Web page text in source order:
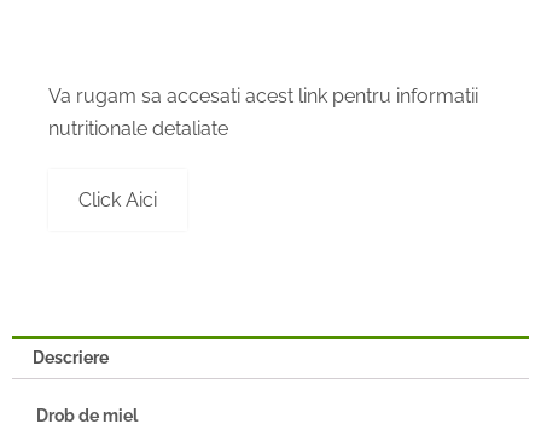
Va rugam sa accesati acest link pentru informatii
nutritionale detaliate
Click Aici
Descriere
Drob de miel